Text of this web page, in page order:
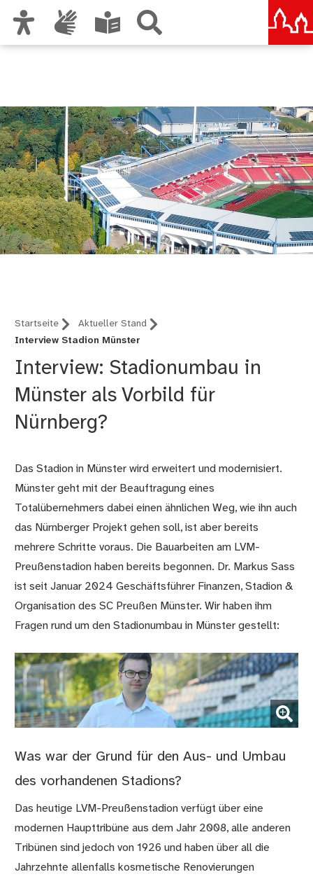
Startseite
Aktueller Stand
Interview Stadion Münster
Interview: Stadionumbau in
Münster als Vorbild für
Nürnberg?
Das Stadion in Münster wird erweitert und modernisiert.
Münster geht mit der Beauftragung eines
Totalübernehmers dabei einen ähnlichen Weg, wie ihn auch
das Nürnberger Projekt gehen soll, ist aber bereits
mehrere Schritte voraus. Die Bauarbeiten am LVM-
Preußenstadion haben bereits begonnen. Dr. Markus Sass
ist seit Januar 2024 Geschäftsführer Finanzen, Stadion &
Organisation des SC Preußen Münster. Wir haben ihm
Fragen rund um den Stadionumbau in Münster gestellt:
(Bild vergrößern)
Was war der Grund für den Aus- und Umbau
des vorhandenen Stadions?
Das heutige LVM-Preußenstadion verfügt über eine
modernen Haupttribüne aus dem Jahr 2008, alle anderen
Tribünen sind jedoch von 1926 und haben über all die
Jahrzehnte allenfalls kosmetische Renovierungen